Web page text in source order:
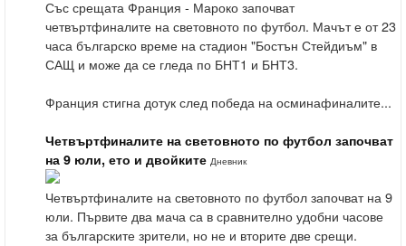
Със срещата Франция - Мароко започват
четвъртфиналите на световното по футбол. Мачът е от 23
часа българско време на стадион "Бостън Стейдиъм" в
САЩ и може да се гледа по БНТ1 и БНТ3.
Франция стигна дотук след победа на осминафиналите...
Четвъртфиналите на световното по футбол започват
на 9 юли, ето и двойките Дневник
Четвъртфиналите на световното по футбол започват на 9
юли. Първите два мача са в сравнително удобни часове
за българските зрители, но не и вторите две срещи.